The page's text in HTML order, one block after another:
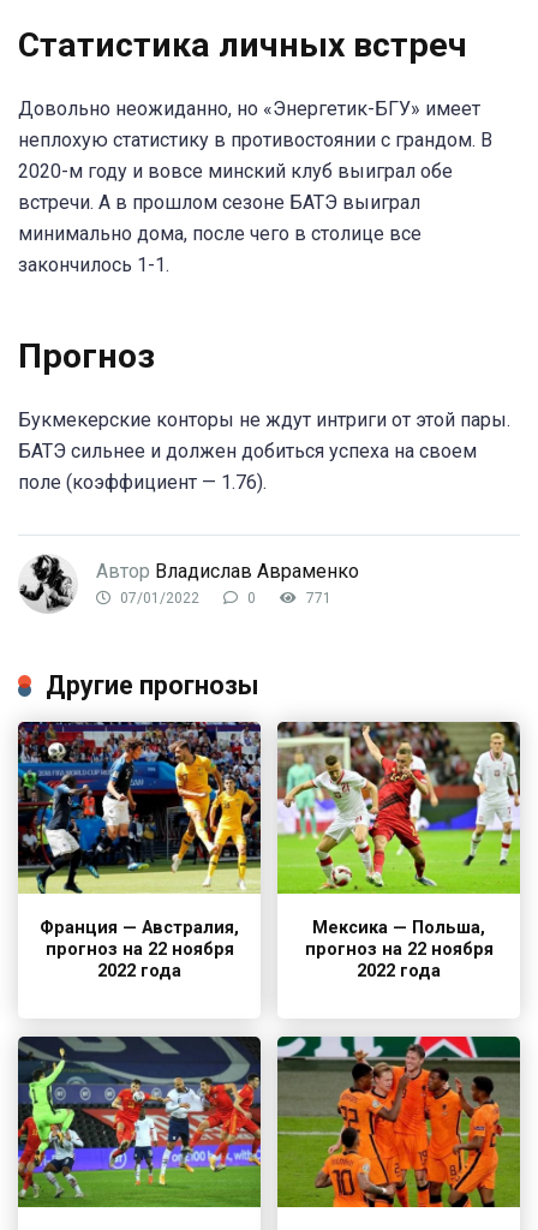
Статистика личных встреч
Довольно неожиданно, но «Энергетик-БГУ» имеет
неплохую статистику в противостоянии с грандом. В
2020-м году и вовсе минский клуб выиграл обе
встречи. А в прошлом сезоне БАТЭ выиграл
минимально дома, после чего в столице все
закончилось 1-1.
Прогноз
Букмекерские конторы не ждут интриги от этой пары.
БАТЭ сильнее и должен добиться успеха на своем
поле (коэффициент — 1.76).
Автор Владислав Авраменко
07/01/2022 0 771
Другие прогнозы
Франция — Австралия,
прогноз на 22 ноября
2022 года
Мексика — Польша,
прогноз на 22 ноября
2022 года